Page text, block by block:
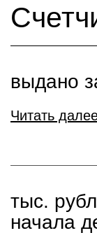
выдано
Читать
тыс.
начала